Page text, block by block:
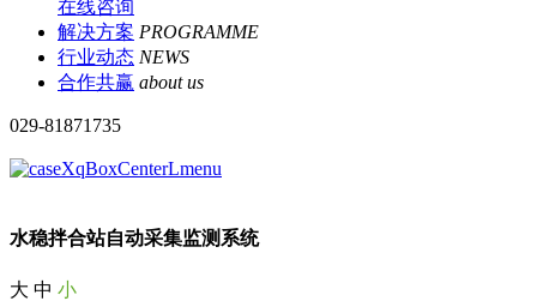
在线咨询
解决方案 PROGRAMME
行业动态 NEWS
合作共赢 about us
029-81871735
水稳拌合站自动采集监测系统
大 中 小